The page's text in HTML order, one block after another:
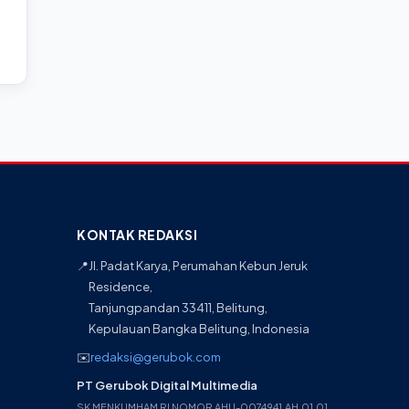
KONTAK REDAKSI
📍Jl. Padat Karya, Perumahan Kebun Jeruk
Residence,
Tanjungpandan 33411, Belitung,
Kepulauan Bangka Belitung, Indonesia
✉️redaksi@gerubok.com
PT Gerubok Digital Multimedia